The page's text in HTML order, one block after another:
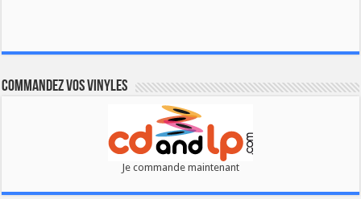
Commandez vos vinyles
Je commande maintenant